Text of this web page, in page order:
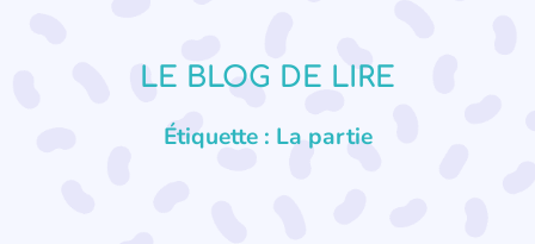
LE BLOG DE LIRE
Étiquette : La partie